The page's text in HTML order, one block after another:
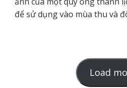
để sử dụng vào mùa thu và
Load